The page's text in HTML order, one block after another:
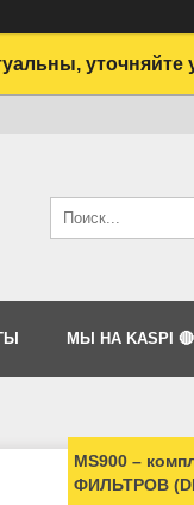
уточняйте
МЫ НА KASPI 🔴
MS900 –
ФИЛЬТРОВ